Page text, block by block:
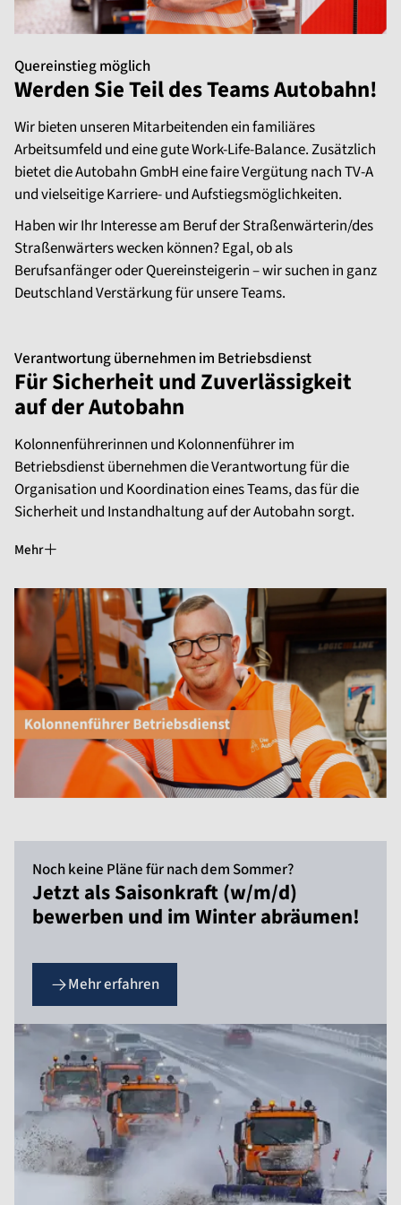
Quereinstieg möglich
Werden Sie Teil des Teams Autobahn!
Wir bieten unseren Mitarbeitenden ein familiäres
Arbeitsumfeld und eine gute Work-Life-Balance. Zusätzlich
bietet die Autobahn GmbH eine faire Vergütung nach TV-A
und vielseitige Karriere- und Aufstiegsmöglichkeiten.
Haben wir Ihr Interesse am Beruf der Straßenwärterin/des
Straßenwärters wecken können? Egal, ob als
Berufsanfänger oder Quereinsteigerin – wir suchen in ganz
Deutschland Verstärkung für unsere Teams.
Verantwortung übernehmen im Betriebsdienst
Für Sicherheit und Zuverlässigkeit
auf der Autobahn
Kolonnenführerinnen und Kolonnenführer im
Betriebsdienst übernehmen die Verantwortung für die
Organisation und Koordination eines Teams, das für die
Sicherheit und Instandhaltung auf der Autobahn sorgt.
Mehr
Noch keine Pläne für nach dem Sommer?
Jetzt als Saisonkraft (w/m/d)
bewerben und im Winter abräumen!
Mehr erfahren